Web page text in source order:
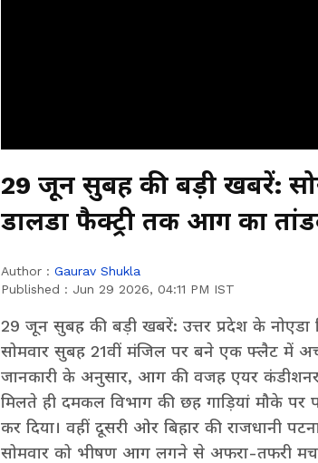
29 जून सुबह की बड़ी खबरें:
Author : Gaurav Shukla
Published : Jun 29 2026, 04:11 PM IST
29 जून सुबह की बड़ी खबरें: उत्तर प्रदेश के नोएडा
सोमवार सुबह 21वीं मंजिल पर बने एक फ्लैट में
जानकारी के अनुसार, आग की वजह एयर कंडीशनर
मिलते ही दमकल विभाग की छह गाड़ियां मौके
कर दिया। वहीं दूसरी ओर बिहार की राजधानी
सोमवार को भीषण आग लगने से अफरा-तफरी